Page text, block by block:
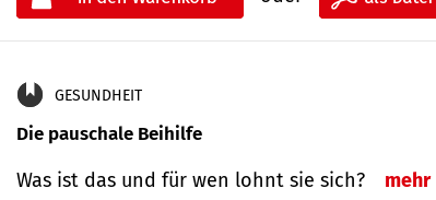
GESUNDHEIT
Die pauschale Beihilfe
Was ist das und für wen lohnt sie sich? mehr